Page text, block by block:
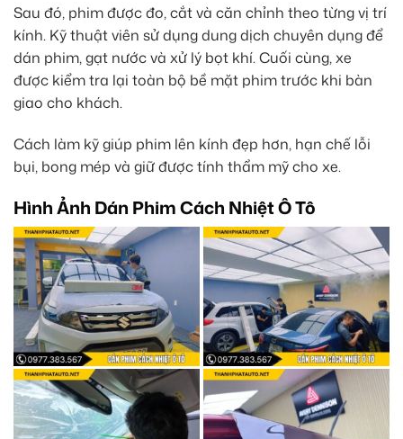
Sau đó, phim được đo, cắt và căn chỉnh theo từng vị trí
kính. Kỹ thuật viên sử dụng dung dịch chuyên dụng để
dán phim, gạt nước và xử lý bọt khí. Cuối cùng, xe
được kiểm tra lại toàn bộ bề mặt phim trước khi bàn
giao cho khách.
Cách làm kỹ giúp phim lên kính đẹp hơn, hạn chế lỗi
bụi, bong mép và giữ được tính thẩm mỹ cho xe.
Hình Ảnh Dán Phim Cách Nhiệt Ô Tô